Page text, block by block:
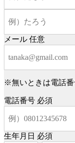
メール 任意
※無いときは電話番
電話番号 必須
生年月日 必須